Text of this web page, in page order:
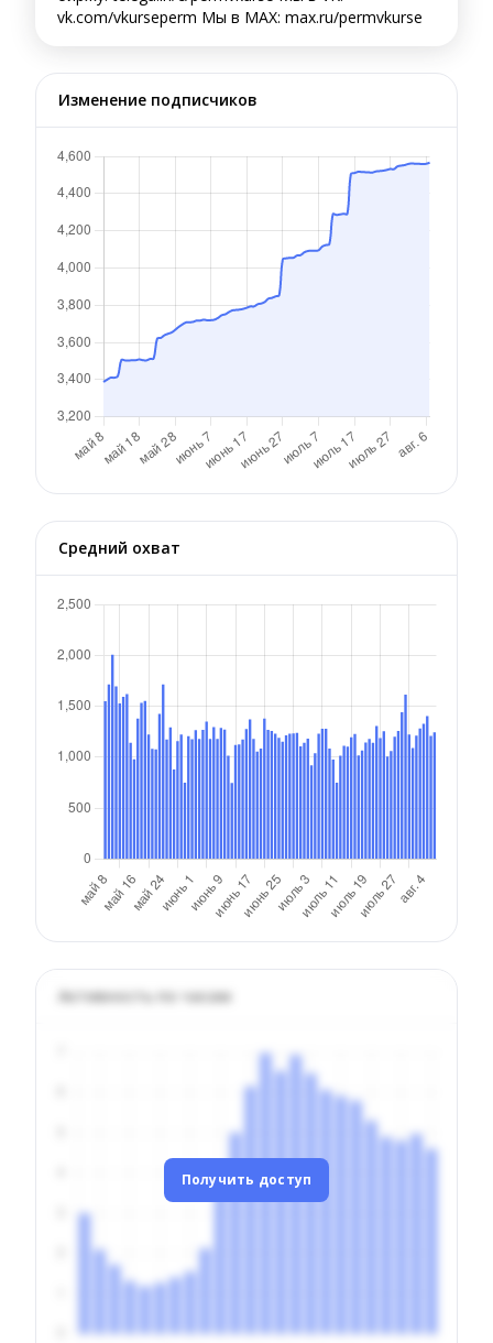
vk.com/vkurseperm Мы в MAX: max.ru/permvkurse
Изменение подписчиков
Средний охват
Активность по часам
Получить доступ